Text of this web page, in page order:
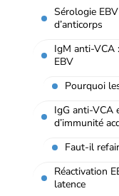
Sérologie
d’anticorps
IgM anti-VCA
EBV
Pourquoi
IgG anti-VCA
d’immunité
Faut-il
Réactivation
latence